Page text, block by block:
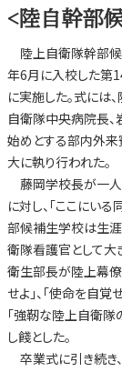
<陸自幹部
陸上自衛隊幹部候
年6月に入校した第
に実施した。式には
自衛隊中央病院長
始めとする部内外
大に執り行われた。
藤岡学校長が一人
に対し、「ここにい
部候補生学校は生涯
衛隊看護官として大
衛生部長が陸上幕僚
せよ」、「使命を自
「強靭な陸上自衛隊
し餞とした。
卒業式に引き続き